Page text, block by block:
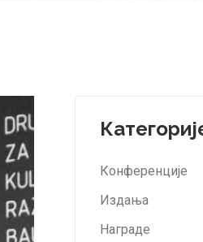
Конференције
Издања
Награде